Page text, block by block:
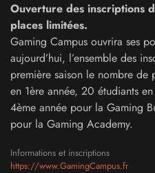
Ouverture des inscriptions
places limitées.
Gaming Campus ouvrira ses
aujourd’hui, l’ensemble des
première saison le nombre
en 1ère année, 20 étudiants
4ème année pour la Gaming
pour la Gaming Academy.
Informations et inscriptions
https://www.GamingCampus.fr